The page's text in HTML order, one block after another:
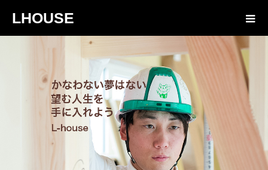
LHOUSE